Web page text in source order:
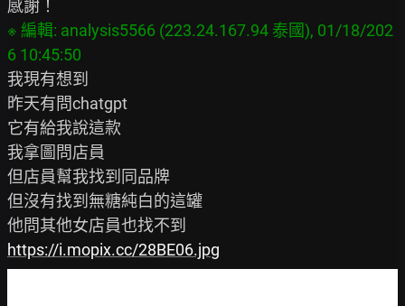
※ 編輯: analysis5566 (223.24.167.94 泰國), 01/18/202
我現有想到
昨天有問chatgpt
它有給我說這款
我拿圖問店員
但店員幫我找到同品牌
但沒有找到無糖純白的這罐
https://i.mopix.cc/28BE06.jpg